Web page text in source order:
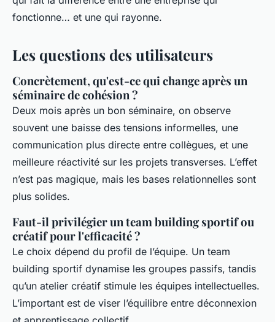
fonctionne… et une qui rayonne.
Les questions des utilisateurs
Concrètement, qu'est-ce qui change après un
séminaire de cohésion ?
Deux mois après un bon séminaire, on observe
souvent une baisse des tensions informelles, une
communication plus directe entre collègues, et une
meilleure réactivité sur les projets transverses. L’effet
n’est pas magique, mais les bases relationnelles sont
plus solides.
Faut-il privilégier un team building sportif ou
créatif pour l'efficacité ?
Le choix dépend du profil de l’équipe. Un team
building sportif dynamise les groupes passifs, tandis
qu’un atelier créatif stimule les équipes intellectuelles.
L’important est de viser l’équilibre entre déconnexion